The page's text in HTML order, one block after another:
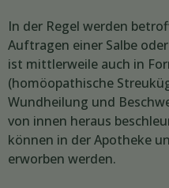
In der Regel werden
Auftragen einer Salbe
ist mittlerweile auch in
(homöopathische
Wundheilung und
von innen heraus
können in der Apotheke
erworben werden.